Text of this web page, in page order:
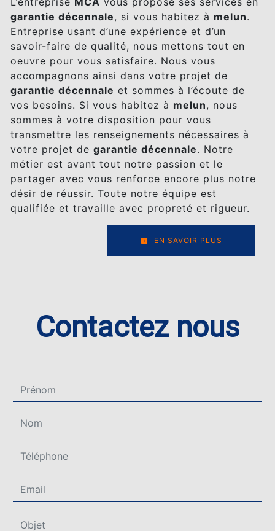
garantie décennale, si vous habitez à melun.
Entreprise usant d’une expérience et d’un
savoir-faire de qualité, nous mettons tout en
oeuvre pour vous satisfaire. Nous vous
accompagnons ainsi dans votre projet de
garantie décennale et sommes à l’écoute de
vos besoins. Si vous habitez à melun, nous
sommes à votre disposition pour vous
transmettre les renseignements nécessaires à
votre projet de garantie décennale. Notre
métier est avant tout notre passion et le
partager avec vous renforce encore plus notre
désir de réussir. Toute notre équipe est
qualifiée et travaille avec propreté et rigueur.
EN SAVOIR PLUS
Contactez nous